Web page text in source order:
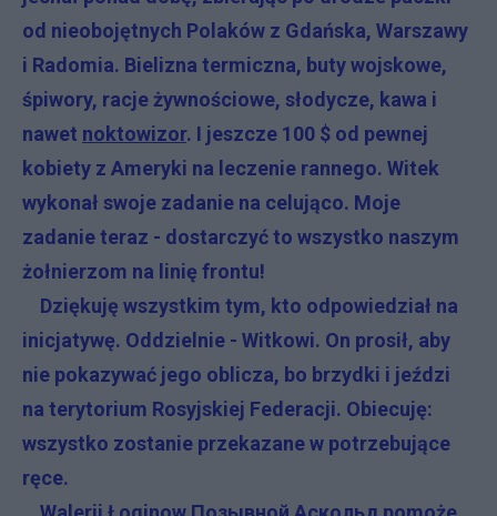
od nieobojętnych Polaków z Gdańska, Warszawy
i Radomia. Bielizna termiczna, buty wojskowe,
śpiwory, racje żywnościowe, słodycze, kawa i
nawet noktowizor. I jeszcze 100 $ od pewnej
kobiety z Ameryki na leczenie rannego. Witek
wykonał swoje zadanie na celująco. Moje
zadanie teraz - dostarczyć to wszystko naszym
żołnierzom na linię frontu!
Dziękuję wszystkim tym, kto odpowiedział na
inicjatywę. Oddzielnie - Witkowi. On prosił, aby
nie pokazywać jego oblicza, bo brzydki i jeździ
na terytorium Rosyjskiej Federacji. Obiecuję:
wszystko zostanie przekazane w potrzebujące
ręce.